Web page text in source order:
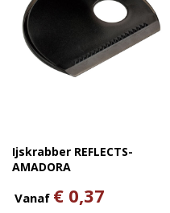
Ijskrabber REFLECTS-
AMADORA
Vanaf € 0,37